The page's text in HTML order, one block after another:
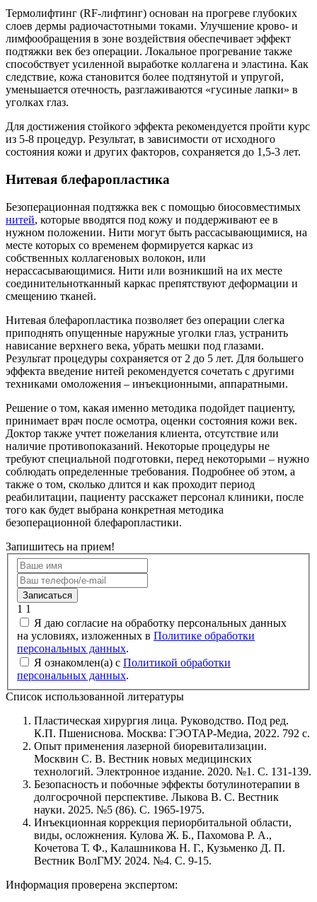
Термолифтинг (RF-лифтинг) основан на прогреве глубоких
слоев дермы радиочастотными токами. Улучшение крово- и
лимфообращения в зоне воздействия обеспечивает эффект
подтяжки век без операции. Локальное прогревание также
способствует усиленной выработке коллагена и эластина. Как
следствие, кожа становится более подтянутой и упругой,
уменьшается отечность, разглаживаются «гусиные лапки» в
уголках глаз.
Для достижения стойкого эффекта рекомендуется пройти курс
из 5-8 процедур. Результат, в зависимости от исходного
состояния кожи и других факторов, сохраняется до 1,5-3 лет.
Нитевая блефаропластика
Безоперационная подтяжка век с помощью биосовместимых
нитей, которые вводятся под кожу и поддерживают ее в
нужном положении. Нити могут быть рассасывающимися, на
месте которых со временем формируется каркас из
собственных коллагеновых волокон, или
нерассасывающимися. Нити или возникший на их месте
соединительнотканный каркас препятствуют деформации и
смещению тканей.
Нитевая блефаропластика позволяет без операции слегка
приподнять опущенные наружные уголки глаз, устранить
нависание верхнего века, убрать мешки под глазами.
Результат процедуры сохраняется от 2 до 5 лет. Для большего
эффекта введение нитей рекомендуется сочетать с другими
техниками омоложения – инъекционными, аппаратными.
Решение о том, какая именно методика подойдет пациенту,
принимает врач после осмотра, оценки состояния кожи век.
Доктор также учтет пожелания клиента, отсутствие или
наличие противопоказаний. Некоторые процедуры не
требуют специальной подготовки, перед некоторыми – нужно
соблюдать определенные требования. Подробнее об этом, а
также о том, сколько длится и как проходит период
реабилитации, пациенту расскажет персонал клиники, после
того как будет выбрана конкретная методика
безоперационной блефаропластики.
Запишитесь на прием!
Записаться
1 1
на условиях, изложенных в Политике обработки
персональных данных.
Я ознакомлен(а) с Политикой обработки
персональных данных.
Список использованной литературы
Пластическая хирургия лица. Руководство. Под ред.
К.П. Пшениснова. Москва: ГЭОТАР-Медиа, 2022. 792 c.
Опыт применения лазерной биоревитализации.
Москвин С. В. Вестник новых медицинских
технологий. Электронное издание. 2020. №1. С. 131-139.
Безопасность и побочные эффекты ботулинотерапии в
долгосрочной перспективе. Лыкова В. С. Вестник
науки. 2025. №5 (86). С. 1965-1975.
Инъекционная коррекция периорбитальной области,
виды, осложнения. Кулова Ж. Б., Пахомова Р. А.,
Кочетова Т. Ф., Калашникова Н. Г., Кузьменко Д. П.
Вестник ВолГМУ. 2024. №4. С. 9-15.
Информация проверена экспертом: